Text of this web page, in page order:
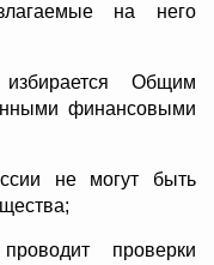
на него
Общим
финансовыми
не могут быть
проверки